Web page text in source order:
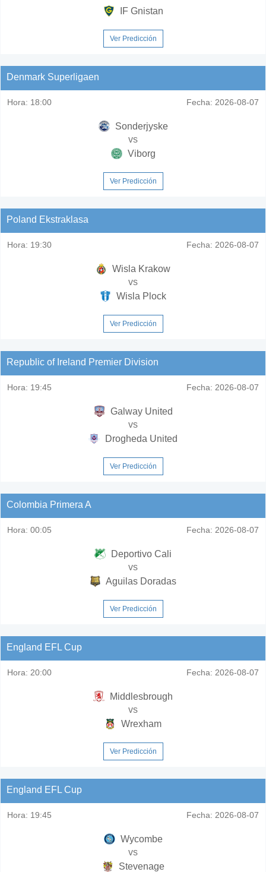
IF Gnistan
Ver Predicción
Denmark Superligaen
Hora: 18:00 Fecha: 2026-08-07
Sonderjyske
vs
Viborg
Ver Predicción
Poland Ekstraklasa
Hora: 19:30 Fecha: 2026-08-07
Wisla Krakow
vs
Wisla Plock
Ver Predicción
Republic of Ireland Premier Division
Hora: 19:45 Fecha: 2026-08-07
Galway United
vs
Drogheda United
Ver Predicción
Colombia Primera A
Hora: 00:05 Fecha: 2026-08-07
Deportivo Cali
vs
Aguilas Doradas
Ver Predicción
England EFL Cup
Hora: 20:00 Fecha: 2026-08-07
Middlesbrough
vs
Wrexham
Ver Predicción
England EFL Cup
Hora: 19:45 Fecha: 2026-08-07
Wycombe
vs
Stevenage